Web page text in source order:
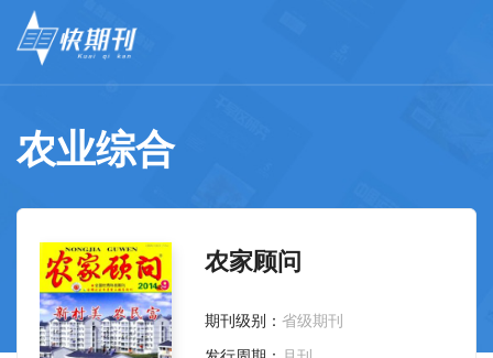
农业综合
农家顾问
期刊级别： 省级期刊